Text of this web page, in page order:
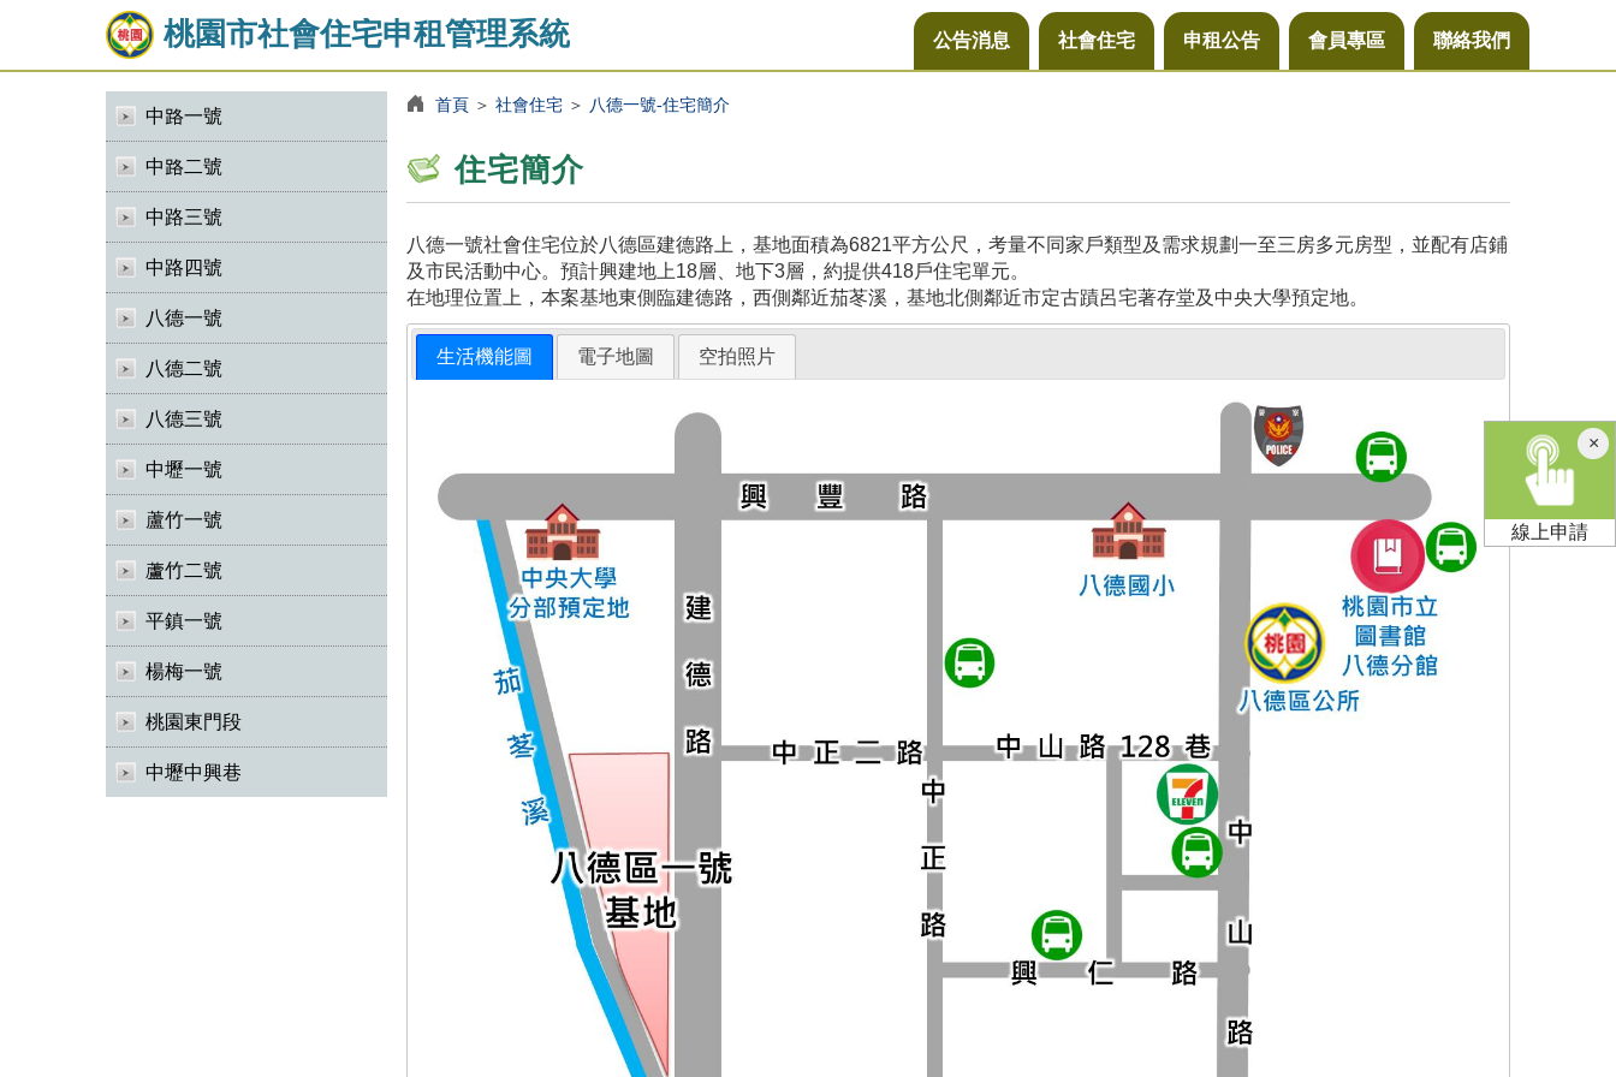
桃園市社會住宅申租管理系統 公告消息 社會住宅 申租公告 會員專區 聯絡我們
中路一號
中路二號
中路三號
中路四號
八德一號
八德二號
八德三號
中壢一號
蘆竹一號
蘆竹二號
平鎮一號
楊梅一號
桃園東門段
中壢中興巷
首頁＞ 社會住宅＞ 八德一號-住宅簡介
住宅簡介
八德一號社會住宅位於八德區建德路上，基地面積為6821平方公尺，考量不同家戶類型及需求規劃一至三房多元房型，並配有店鋪
及市民活動中心。預計興建地上18層、地下3層，約提供418戶住宅單元。
在地理位置上，本案基地東側臨建德路，西側鄰近茄苳溪，基地北側鄰近市定古蹟呂宅著存堂及中央大學預定地。
生活機能圖 電子地圖 空拍照片
×關
閉
線上申請